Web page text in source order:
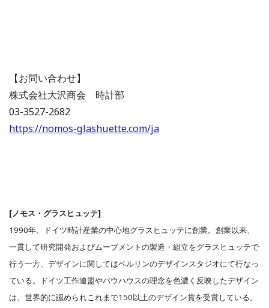
【お問い合わせ】
株式会社大沢商会 時計部
03-3527-2682
https://nomos-glashuette.com/ja
[ノモス・グラスヒュッテ]
1990年、ドイツ時計産業の中心地グラスヒュッテに創業。創業以来、
一貫して研究開発およびムーブメントの製造・組立をグラスヒュッテで
行う一方、デザインに関してはベルリンのデザインスタジオにて行なっ
ている。ドイツ工作連盟やバウハウスの理念を色濃く反映したデザイン
は、世界的に認められこれまで150以上のデザイン賞を受賞している。